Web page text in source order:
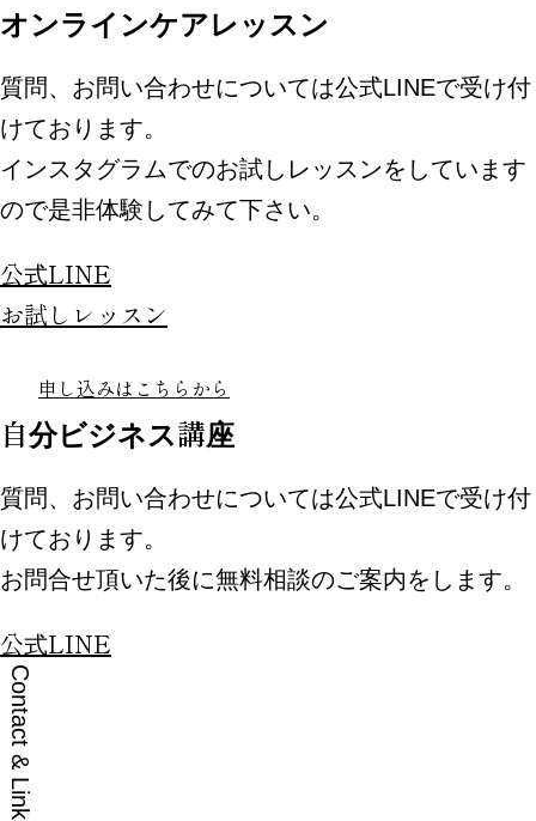
オンラインケアレッスン
質問、お問い合わせについては公式LINEで受け付
けております。
インスタグラムでのお試しレッスンをしています
ので是非体験してみて下さい。
公式LINE
お試しレッスン
申し込みはこちらから
自分ビジネス講座
質問、お問い合わせについては公式LINEで受け付
けております。
お問合せ頂いた後に無料相談のご案内をします。
公式LINE
Contact & Links